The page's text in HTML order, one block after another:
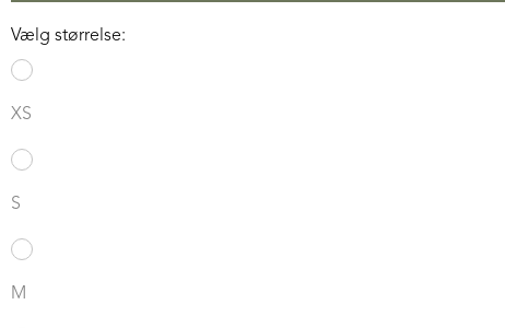
Vælg størrelse:
XS
S
M